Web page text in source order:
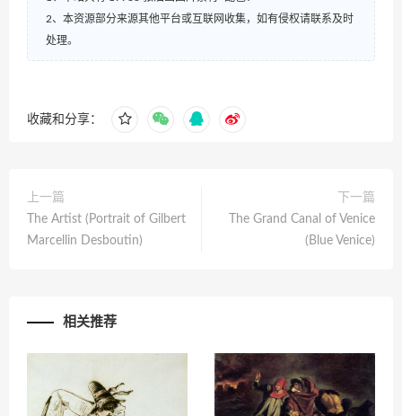
2、本资源部分来源其他平台或互联网收集，如有侵权请联系及时
处理。
收藏和分享：
上一篇
The Artist (Portrait of Gilbert
Marcellin Desboutin)
下一篇
The Grand Canal of Venice
(Blue Venice)
相关推荐